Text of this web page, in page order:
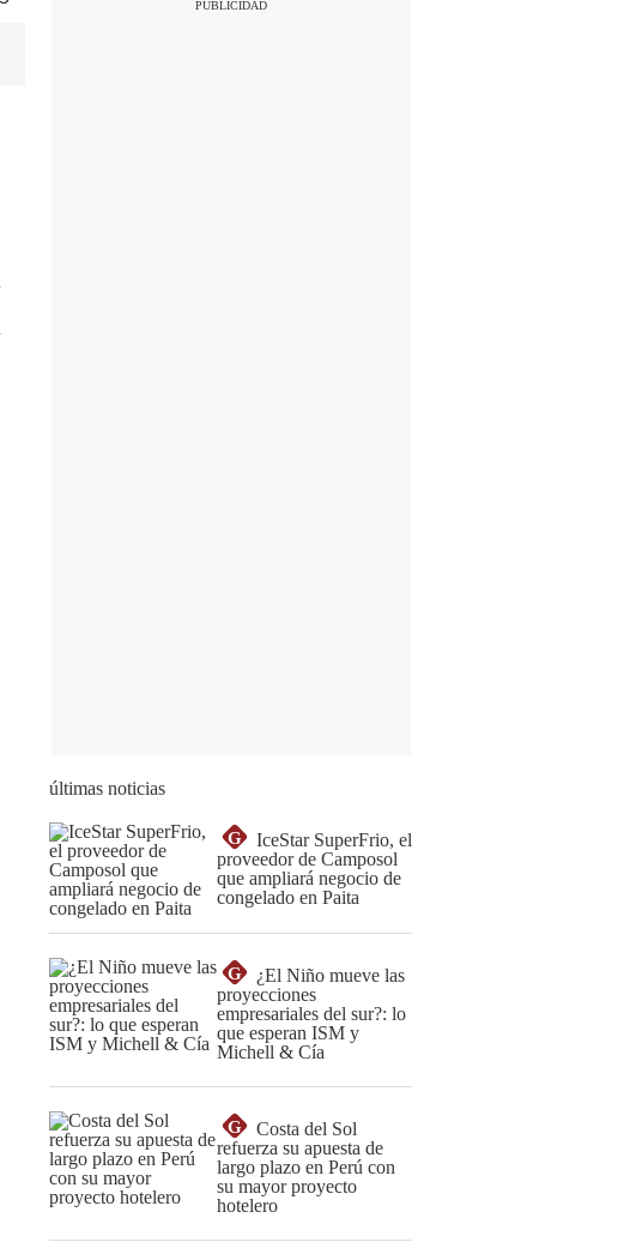
últimas noticias
G
IceStar SuperFrio, el
proveedor de Camposol
que ampliará negocio de
congelado en Paita
G
¿El Niño mueve las
proyecciones
empresariales del sur?: lo
que esperan ISM y
Michell & Cía
G
Costa del Sol
refuerza su apuesta de
largo plazo en Perú con
su mayor proyecto
hotelero